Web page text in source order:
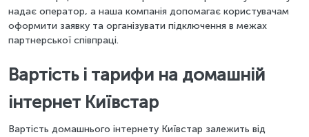
надає оператор, а наша компанія допомагає користувачам
оформити заявку та організувати підключення в межах
партнерської співпраці.
Вартість і тарифи на домашній
інтернет Київстар
Вартість домашнього інтернету Київстар залежить від